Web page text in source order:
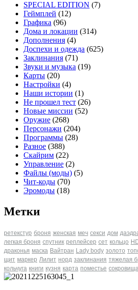
SPECIAL EDITION (7)
Геймплей (12)
Графика (96)
Дома и локации (314)
Дополнения (4)
Доспехи и одежда (625)
Заклинания (71)
Звуки и музыка (19)
Карты (20)
Настройки (4)
Наши истории (1)
Не прошел тест (26)
Новые миссии (52)
Оружие (268)
Персонажи (204)
Программы (28)
Разное (388)
Скайрим (22)
Управление (2)
Файлы (моды) (5)
Чит-коды (70)
Эромоды (18)
Метки
ретекстур броня женская меч секси дом
легкая броня спутник реплейсер сет кольцо
драконья маска Вайтран Lady body золото
щит маркер Лилит норд заклинания тяжелая
кольчуга книги кузня карта поместье